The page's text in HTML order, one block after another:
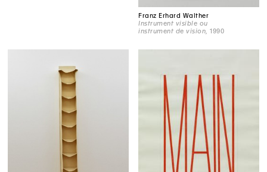
Franz Erhard Walther
Instrument visible ou
instrument de vision , 1990